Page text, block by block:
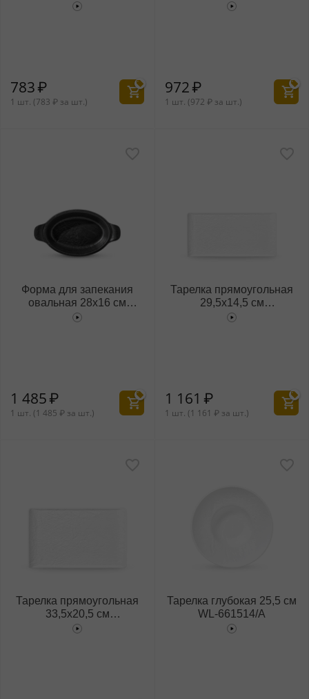
WL‑661144/A
783₽
1 шт. (783 ₽ за шт.)
WL‑661145/A
972₽
1 шт. (972 ₽ за шт.)
Форма для запекания
овальная 28x16 см
WL‑661146/A
1 485₽
1 шт. (1 485 ₽ за шт.)
Тарелка прямоугольная
29,5x14,5 см
WL‑661509/A
1 161 ₽
1 шт. (1 161 ₽ за шт.)
Тарелка прямоугольная
33,5x20,5 см
WL‑661510/A
Тарелка глубокая 25,5 см
WL‑661514/A